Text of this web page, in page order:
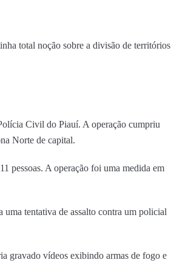
total noção sobre a divisão de territórios
Civil do Piauí. A operação cumpriu
Norte de capital.
pessoas. A operação foi uma medida em
uma tentativa de assalto contra um policial
gravado vídeos exibindo armas de fogo e